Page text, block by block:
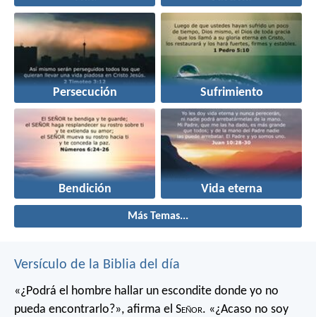
Persecución Sufrimiento
Bendición Vida eterna
Más Temas...
Versículo de la Biblia del día
«¿Podrá el hombre hallar un escondite donde yo no
pueda encontrarlo?», afirma el Señor. «¿Acaso no soy